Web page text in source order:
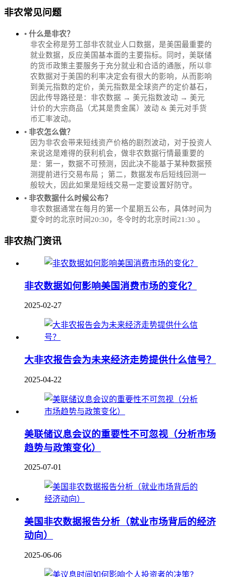
非农常见问题
• 什么是非农？
非农全称是劳工部非农就业人口数据，是美国最重要的
就业数据，反应美国基本面的主要指标。同时，美联储
的货币政策主要服务于充分就业和合适的通胀，所以非
农数据对于美国的利率决定会有很大的影响，从而影响
到美元指数的定价，美元指数是全球资产的定价基石，
因此传导路径是：非农数据 → 美元指数波动 → 美元
计价的大宗商品（尤其是贵金属）波动 & 美元对手货
币汇率波动。
• 非农怎么做？
因为非农会带来短线资产价格的剧烈波动，对于投资人
来说这是难得的获利机会，做非农数据行情最重要的
是：第一，数据不可预测，因此决不能基于某种数据预
测提前进行交易布局 ；第二，数据发布后短线回测一
般较大，因此如果是短线交易一定要设置好防守。
• 非农数据什么时候公布？
‌非农数据通常在每月的第一个星期五公布，具体时间为
夏令时的北京时间20:30，冬令时的北京时间21:30‌‌ 。
非农热门资讯
非农数据如何影响美国消费市场的变化？
2025-02-27
大非农报告会为未来经济走势提供什么信号？
2025-04-22
美联储议息会议的重要性不可忽视（分析市场
趋势与政策变化）
2025-07-01
美国非农数据报告分析（就业市场背后的经济
动向）
2025-06-06